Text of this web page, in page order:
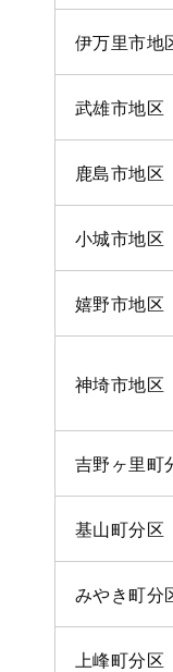
伊万里市地
武雄市地区
鹿島市地区
小城市地区
嬉野市地区
神埼市地区
吉野ヶ里町
基山町分区
みやき町分
上峰町分区